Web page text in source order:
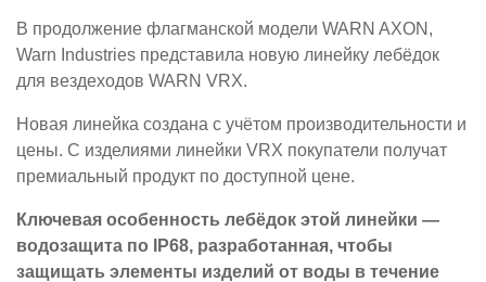
В продолжение флагманской модели WARN AXON,
Warn Industries представила новую линейку лебёдок
для вездеходов WARN VRX.
Новая линейка создана с учётом производительности и
цены. С изделиями линейки VRX покупатели получат
премиальный продукт по доступной цене.
Ключевая особенность лебёдок этой линейки —
водозащита по IP68, разработанная, чтобы
защищать элементы изделий от воды в течение